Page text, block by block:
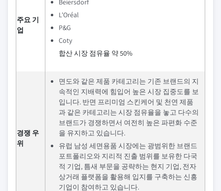
주요 기
업
Beiersdorf
L'Oréal
P&G
Coty
합산 시장 점유율 약 50%
경쟁 우
위
면도와 같은 제품 카테고리는 기존 브랜드의 지
속적인 지배력에 힘입어 높은 시장 집중도를 보
입니다. 반면 프리미엄 스킨케어 및 천연 제품
과 같은 카테고리는 시장 점유율을 놓고 다수의
브랜드가 경쟁하면서 여전히 높은 파편화 수준
을 유지하고 있습니다.
유럽 남성 세면용품 시장에는 광범위한 브랜드
포트폴리오와 지리적 진출 범위를 보유한 다국
적 기업, 틈새 부문을 공략하는 현지 기업, 전자
상거래 플랫폼을 활용해 입지를 구축하는 신흥
기업이 참여하고 있습니다.